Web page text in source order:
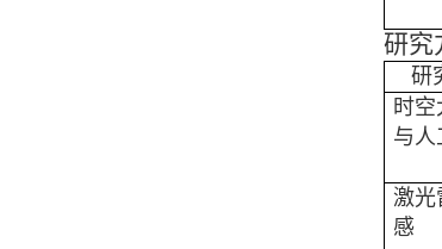
研究
研
时
与人
激光
感